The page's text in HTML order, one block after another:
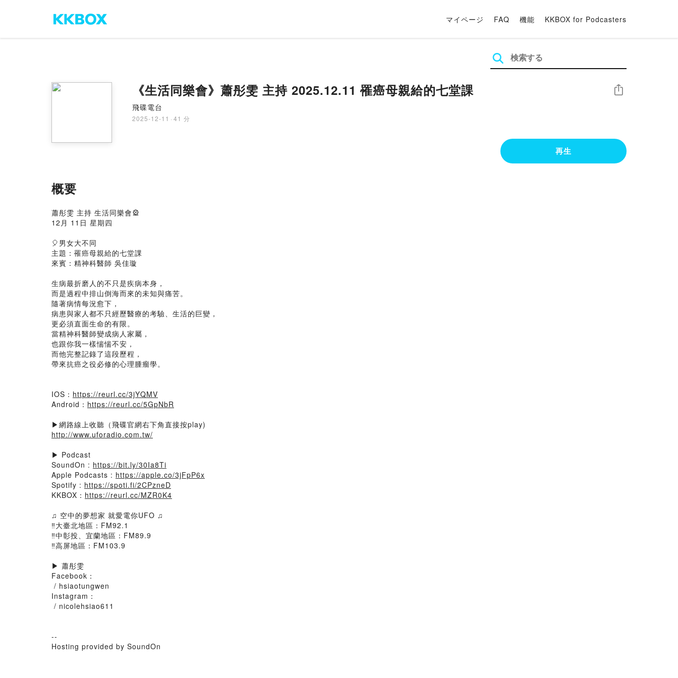
マイページ FAQ 機能 KKBOX for Podcasters
《生活同樂會》蕭彤雯 主持 2025.12.11 罹癌母親給的七堂課
飛碟電台
2025-12-11 · 41 分
シェア
再生
概要
蕭彤雯 主持 生活同樂會🎡
12月 11日 星期四
🎈男女大不同
主題：罹癌母親給的七堂課
來賓：精神科醫師 吳佳璇
生病最折磨人的不只是疾病本身，
而是過程中排山倒海而來的未知與痛苦。
隨著病情每況愈下，
病患與家人都不只經歷醫療的考驗、生活的巨變，
更必須直面生命的有限。
當精神科醫師變成病人家屬，
也跟你我一樣惴惴不安，
而他完整記錄了這段歷程，
帶來抗癌之役必修的心理腫瘤學。
IOS： https://reurl.cc/3jYQMV
Android： https://reurl.cc/5GpNbR
▶網路線上收聽（飛碟官網右下角直接按play)
http://www.uforadio.com.tw/
▶ Podcast
SoundOn : https://bit.ly/30Ia8Ti
Apple Podcasts : https://apple.co/3jFpP6x
Spotify : https://spoti.fi/2CPzneD
KKBOX： https://reurl.cc/MZR0K4
♫ 空中的夢想家 就愛電你UFO ♫
‼️大臺北地區：FM92.1
‼️中彰投、宜蘭地區：FM89.9
‼️高屏地區：FM103.9
▶ 蕭彤雯
Facebook：
/ hsiaotungwen
Instagram：
/ nicolehsiao611
--
Hosting provided by SoundOn